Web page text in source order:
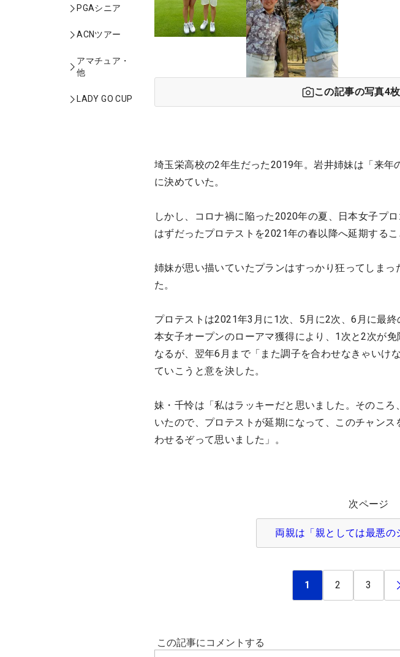
PGAシニア
ACNツアー
アマチュア・
他
LADY GO CUP
この記事の写真4
埼玉栄高校の2年生だった2019年。岩井姉妹は「来
に決めていた。
しかし、コロナ禍に陥った2020年の夏、日本女子プ
はずだったプロテストを2021年の春以降へ延期するこ
姉妹が思い描いていたプランはすっかり狂ってしまっ
た。
プロテストは2021年3月に1次、5月に2次、6月に最
本女子オープンのローアマ獲得により、1次と2次が
なるが、翌年6月まで「また調子を合わせなきゃいけ
ていこうと意を決した。
妹・千怜は「私はラッキーだと思いました。そのこ
いたので、プロテストが延期になって、このチャン
わせるぞって思いました」。
次ページ
両親は「親としては最悪の
1 2 3